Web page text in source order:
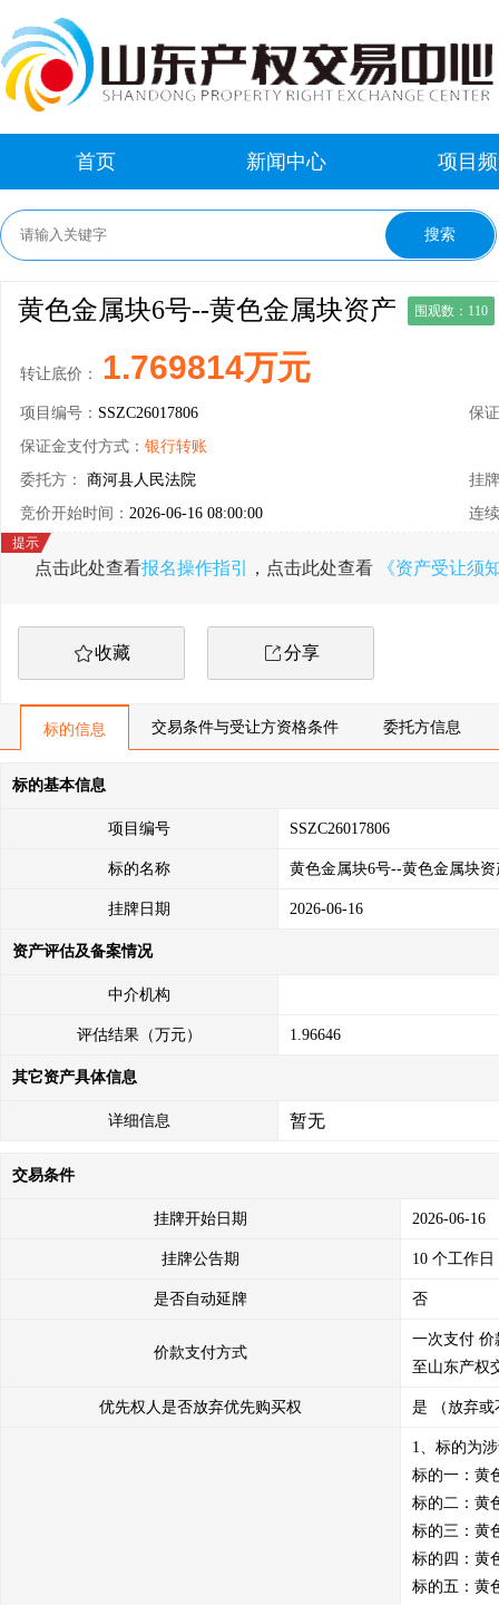
首页 新闻中心 项目
黄色金属块6号--黄色金属块资产 围观数：110
转让底价： 1.769814万元
项目编号： SSZC26017806
保
保证金支付方式： 银行转账
委托方： 商河县人民法院
挂
竞价开始时间： 2026-06-16 08:00:00 连
点击此处查看报名操作指引 ，点击此处查看 《资产受让须
收藏 分享
标的信息 交易条件与受让方资格条件 委托方信息
标的基本信息
项目编号 SSZC26017806
标的名称 黄色金属块6号--黄色金属块资
挂牌日期 2026-06-16
资产评估及备案情况
中介机构
评估结果（万元） 1.96646
其它资产具体信息
详细信息 暂无
交易条件
挂牌开始日期 2026-06-16
挂牌公告期 10 个工作日
是否自动延牌 否
价款支付方式
一次支付 价
至山东产权
优先权人是否放弃优先购买权 是 （放弃或
1、标的为
标的一：黄
标的二：黄
标的三：黄
标的四：黄
标的五：黄